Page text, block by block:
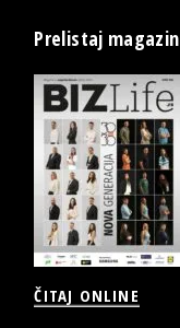
Prelistaj magazin
ČITAJ ONLINE